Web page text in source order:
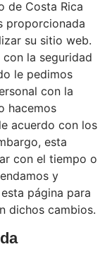
de Costa Rica
proporcionada
su sitio web.
la seguridad
le pedimos
con la
hacemos
acuerdo con los
esta
con el tiempo o
y
página para
dichos cambios.